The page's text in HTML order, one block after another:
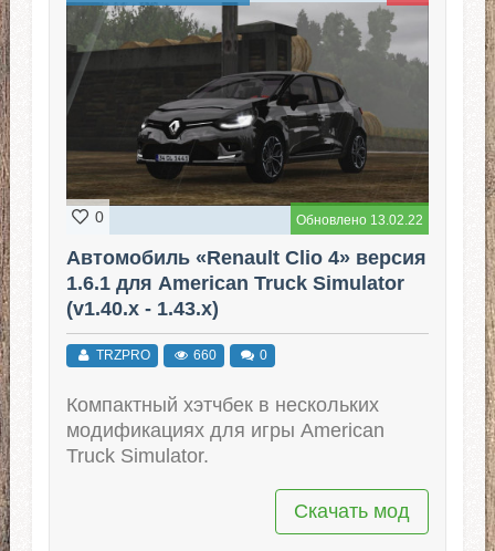
Обновлено 13.02.22
0
Автомобиль «Renault Clio 4» версия
1.6.1 для American Truck Simulator
(v1.40.x - 1.43.x)
TRZPRO 660 0
Компактный хэтчбек в нескольких
модификациях для игры American
Truck Simulator.
Скачать мод